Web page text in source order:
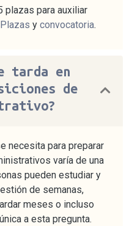
plazas para auxiliar
Plazas y convocatoria.
tarda en
de
necesita para preparar
varía de una
pueden estudiar y
de semanas,
meses o incluso
a esta pregunta.